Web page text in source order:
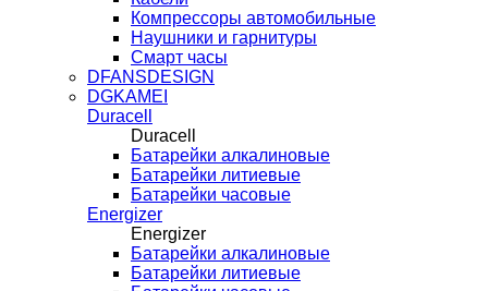
Компрессоры автомобильные
Наушники и гарнитуры
Смарт часы
DFANSDESIGN
DGKAMEI
Duracell
Duracell
Батарейки алкалиновые
Батарейки литиевые
Батарейки часовые
Energizer
Energizer
Батарейки алкалиновые
Батарейки литиевые